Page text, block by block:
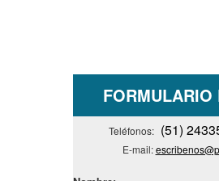
FORMULARIO
Teléfonos: (51)
E-mail: